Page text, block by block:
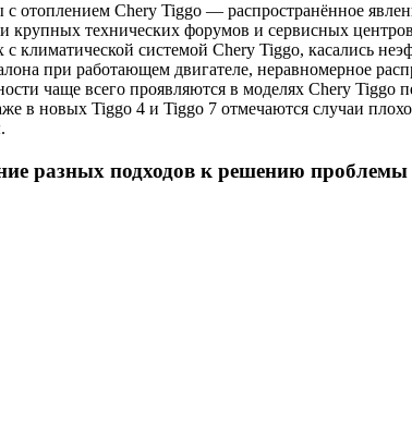
отоплением Chery Tiggo — распространённое
крупных технических форумов и сервисных
с климатической системой Chery Tiggo, касались
при работающем двигателе, неравномерное
чаще всего проявляются в моделях Chery
в новых Tiggo 4 и Tiggo 7 отмечаются случаи
разных подходов к решению проблемы